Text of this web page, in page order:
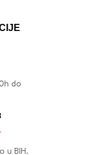
do
u BIH.